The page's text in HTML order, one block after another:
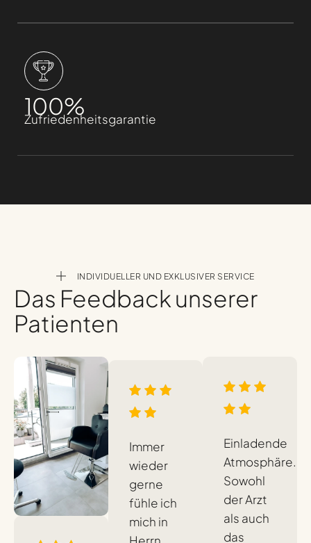
100%
Zufriedenheitsgarantie
INDIVIDUELLER UND EXKLUSIVER SERVICE
Das Feedback unserer
Patienten
Immer
wieder
gerne
fühle ich
mich in
Einladende
Atmosphäre.
Sowohl
der Arzt
als auch
das